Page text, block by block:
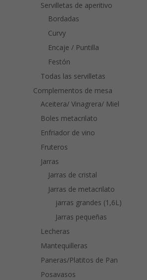
Servilletas de aperitivo
Bordadas
Curvy
Encaje / Puntilla
Festón
Todas las servilletas
Complementos de mesa
Aceitera/ Vinagrera/ Miel
Boles metacrilato
Enfriador de vino
Fruteros
Jarras
Jarras de cristal
Jarras de metacrilato
jarras grandes (1,6L)
Jarras pequeñas
Lecheras
Mantequilleras
Paneras/Platitos de Pan
Posavasos